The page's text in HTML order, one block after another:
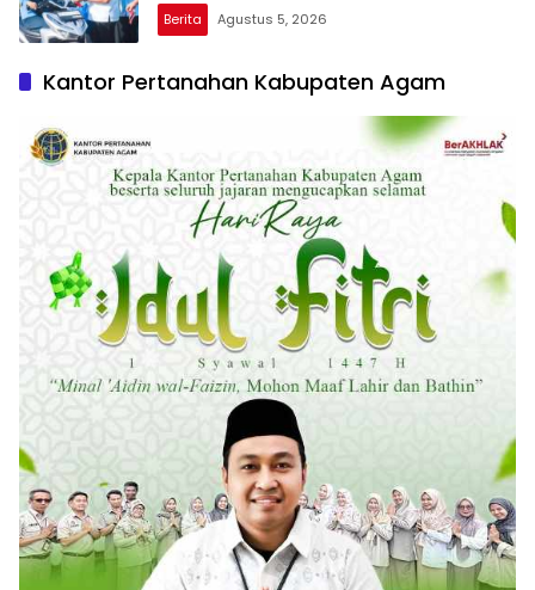
Berita Agustus 5, 2026
Kantor Pertanahan Kabupaten Agam